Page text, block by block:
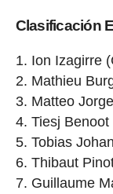
Clasificación
Ion Izagirre
Mathieu
Matteo
Tiesj Benoot
Tobias
Thibaut
Guillaume